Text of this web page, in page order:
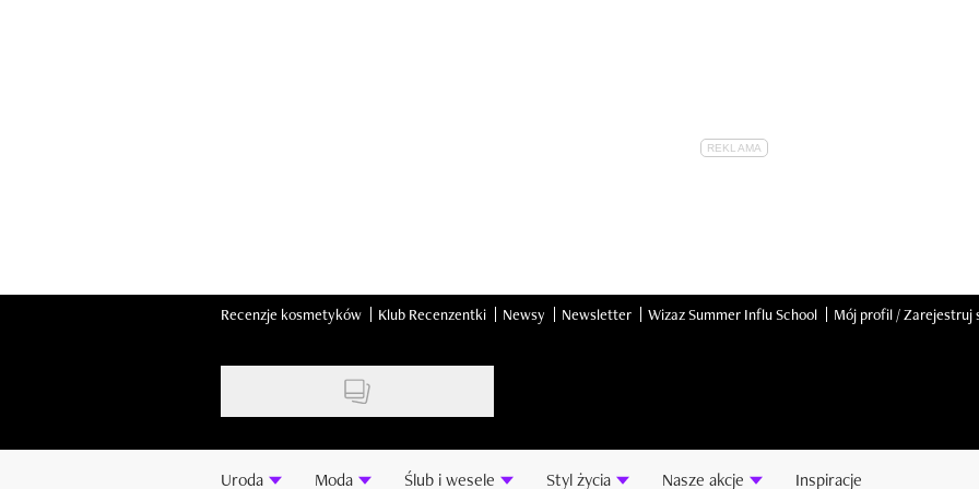
Recenzje kosmetyków Klub Recenzentki Newsy Newsletter Wizaz Summer Influ School Mój profil / Zarejestruj
Uroda Moda Ślub i wesele Styl życia Nasze akcje Inspiracje